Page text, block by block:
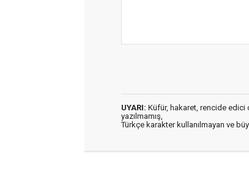
UYARI: Küfür, hakaret, rencide edici
yazılmamış,
Türkçe karakter kullanılmayan ve